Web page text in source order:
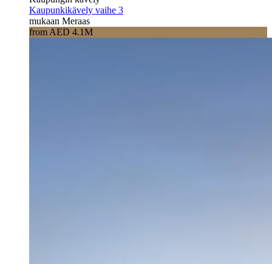
Kaupunkikävely vaihe 3
mukaan Meraas
from AED 4.1M